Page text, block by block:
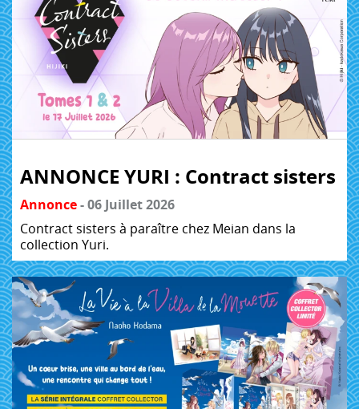
ANNONCE YURI : Contract sisters
Annonce- 06 Juillet 2026
Contract sisters à paraître chez Meian dans la
collection Yuri.